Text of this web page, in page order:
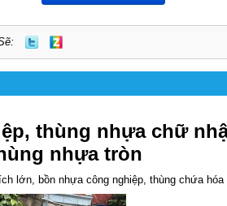
thùng nhựa chữ
nhựa tròn
lớn , bồn nhựa công nghiệp, thùng chứa hóa